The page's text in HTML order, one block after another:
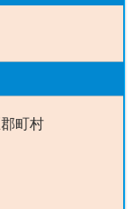
町村